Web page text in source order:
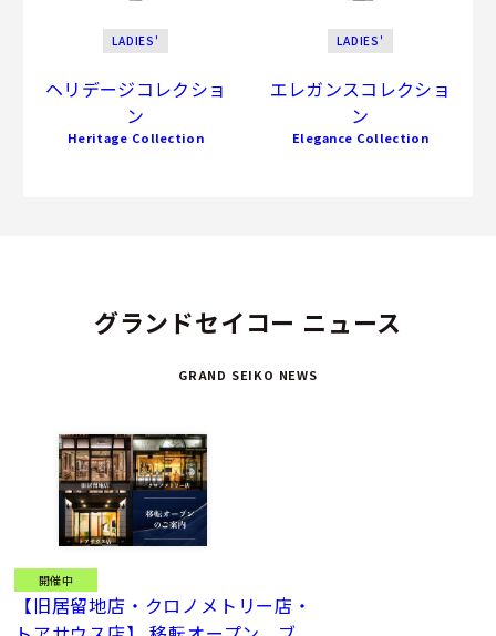
LADIES'
ヘリデージコレクショ
ン
Heritage Collection
LADIES'
エレガンスコレクショ
ン
Elegance Collection
グランドセイコー ニュース
GRAND SEIKO NEWS
開催中
【旧居留地店・クロノメトリー店・